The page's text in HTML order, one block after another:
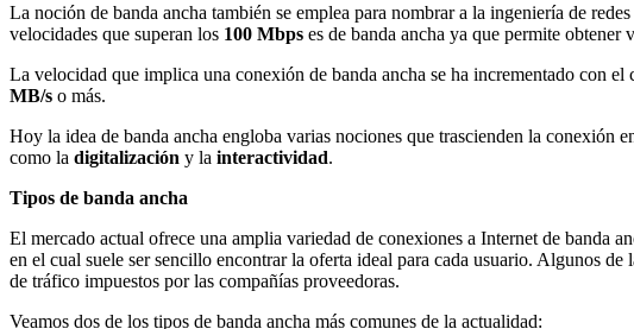
La noción de banda ancha también se emplea para nombrar a la ingeniería de
velocidades que superan los 100 Mbps es de banda ancha ya que permite obtener
La velocidad que implica una conexión de banda ancha se ha incrementado con el
MB/s o más.
Hoy la idea de banda ancha engloba varias nociones que trascienden la conexión
como la digitalización y la interactividad.
Tipos de banda ancha
El mercado actual ofrece una amplia variedad de conexiones a Internet de banda
en el cual suele ser sencillo encontrar la oferta ideal para cada usuario. Algunos
de tráfico impuestos por las compañías proveedoras.
Veamos dos de los tipos de banda ancha más comunes de la actualidad: